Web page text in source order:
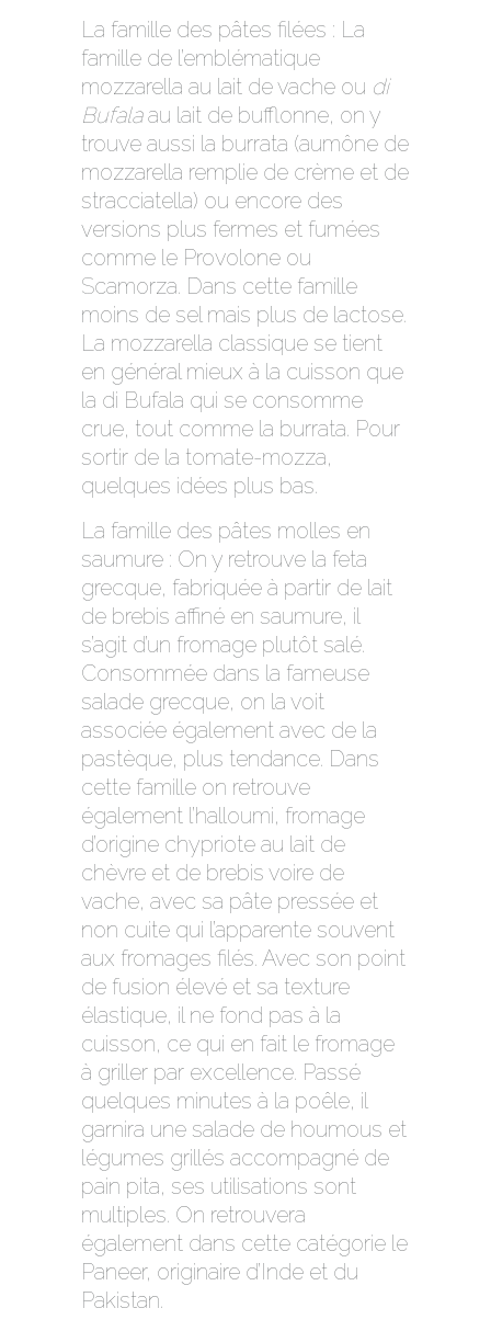
La famille des pâtes filées : La
famille de l’emblématique
mozzarella au lait de vache ou di
Bufalaau lait de bufflonne, on y
trouve aussi la burrata (aumône de
mozzarella remplie de crème et de
stracciatella) ou encore des
versions plus fermes et fumées
comme le Provolone ou
Scamorza. Dans cette famille
moins de sel mais plus de lactose.
La mozzarella classique se tient
en général mieux à la cuisson que
la di Bufala qui se consomme
crue, tout comme la burrata. Pour
sortir de la tomate-mozza,
quelques idées plus bas.
La famille des pâtes molles en
saumure : On y retrouve la feta
grecque, fabriquée à partir de lait
de brebis affiné en saumure, il
s’agit d’un fromage plutôt salé.
Consommée dans la fameuse
salade grecque, on la voit
associée également avec de la
pastèque, plus tendance. Dans
cette famille on retrouve
également l’halloumi, fromage
d’origine chypriote au lait de
chèvre et de brebis voire de
vache, avec sa pâte pressée et
non cuite qui l’apparente souvent
aux fromages filés. Avec son point
de fusion élevé et sa texture
élastique, il ne fond pas à la
cuisson, ce qui en fait le fromage
à griller par excellence. Passé
quelques minutes à la poêle, il
garnira une salade de houmous et
légumes grillés accompagné de
pain pita, ses utilisations sont
multiples. On retrouvera
également dans cette catégorie le
Paneer, originaire d’Inde et du
Pakistan.